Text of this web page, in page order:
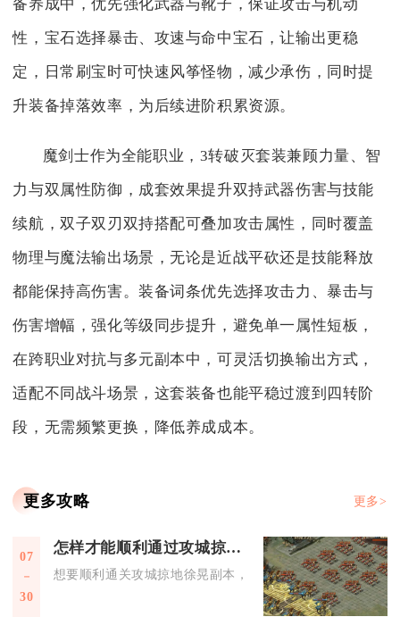
备养成中，优先强化武器与靴子，保证攻击与机动
性，宝石选择暴击、攻速与命中宝石，让输出更稳
定，日常刷宝时可快速风筝怪物，减少承伤，同时提
升装备掉落效率，为后续进阶积累资源。
魔剑士作为全能职业，3转破灭套装兼顾力量、智
力与双属性防御，成套效果提升双持武器伤害与技能
续航，双子双刃双持搭配可叠加攻击属性，同时覆盖
物理与魔法输出场景，无论是近战平砍还是技能释放
都能保持高伤害。装备词条优先选择攻击力、暴击与
伤害增幅，强化等级同步提升，避免单一属性短板，
在跨职业对抗与多元副本中，可灵活切换输出方式，
适配不同战斗场景，这套装备也能平稳过渡到四转阶
段，无需频繁更换，降低养成成本。
更多攻略 更多>
07
30
怎样才能顺利通过攻城掠地徐晃副本
想要顺利通关攻城掠地徐晃副本，核心是依靠貂蝉先手控场